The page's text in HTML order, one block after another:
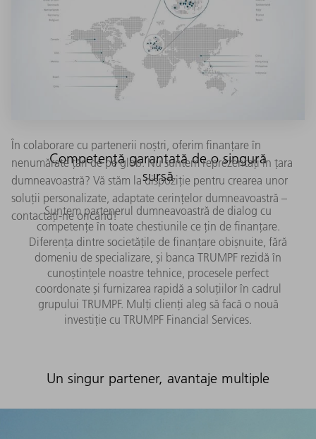
În colaborare cu partenerii noștri, oferim finanțare în
nenumărate țări de pe glob. Nu suntem reprezentați în țara
dumneavoastră? Vă stăm la dispoziție pentru crearea unor
soluții personalizate, adaptate cerințelor dumneavoastră –
contactați-ne oricând!
Competență garantată de o singură
sursă
Suntem partenerul dumneavoastră de dialog cu
competențe în toate chestiunile ce țin de finanțare.
Diferența dintre societățile de finanțare obișnuite, fără
domeniu de specializare, și banca TRUMPF rezidă în
cunoștințele noastre tehnice, procesele perfect
coordonate și furnizarea rapidă a soluțiilor în cadrul
grupului TRUMPF. Mulți clienți aleg să facă o nouă
investiție cu TRUMPF Financial Services.
Un singur partener, avantaje multiple